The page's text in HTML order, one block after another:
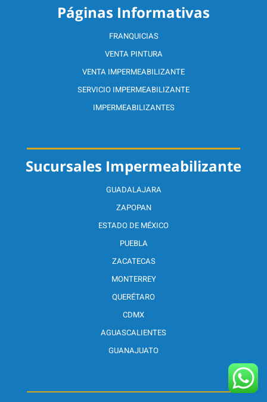
Sucursales Impermeabilizante
GUADALAJARA
ZAPOPAN
ESTADO DE MÉXICO
PUEBLA
ZACATECAS
MONTERREY
QUERÉTARO
CDMX
AGUASCALIENTES
GUANAJUATO
Páginas Informativas
FRANQUICIAS
VENTA PINTURA
VENTA IMPERMEABILIZANTE
SERVICIO IMPERMEABILIZANTE
IMPERMEABILIZANTES